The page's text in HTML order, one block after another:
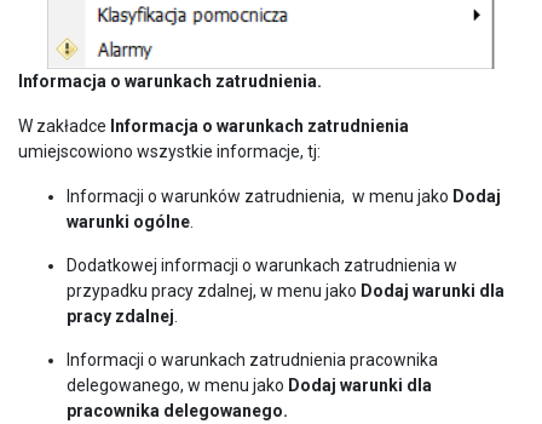
Informacja o warunkach zatrudnienia.
W zakładce Informacja o warunkach zatrudnienia
umiejscowiono wszystkie informacje, tj:
Informacji o warunków zatrudnienia, w menu jako Dodaj
warunki ogólne
Dodatkowej informacji o warunkach zatrudnienia w
przypadku pracy zdalnej, w menu jako Dodaj warunki dla
pracy zdalnej
Informacji o warunkach zatrudnienia pracownika
delegowanego, w menu jako Dodaj warunki dla
pracownika delegowanego.